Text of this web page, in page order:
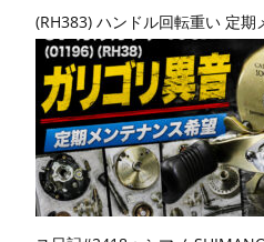
(RH383) ハンドル回転重い 定期